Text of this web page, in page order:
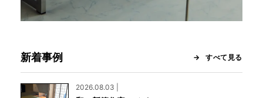
新着事例 すべて見る
2026.08.03 |